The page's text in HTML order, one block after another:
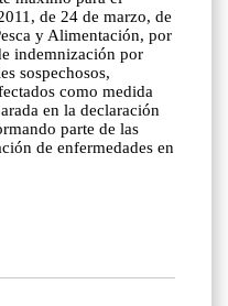
de 24 de marzo, de
y Alimentación, por
indemnización por
sospechosos,
como medida
en la declaración
parte de las
de enfermedades en